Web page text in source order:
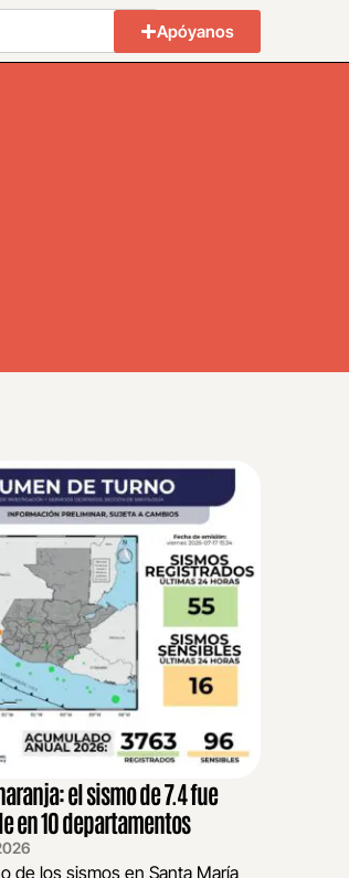
Apóyanos
el sismo de 7.4 fue
en 10 departamentos
de los sismos en Santa María